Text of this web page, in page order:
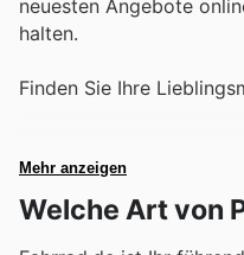
neuesten Angebote
halten.
Finden Sie Ihre
Mehr anzeigen
Welche Art von